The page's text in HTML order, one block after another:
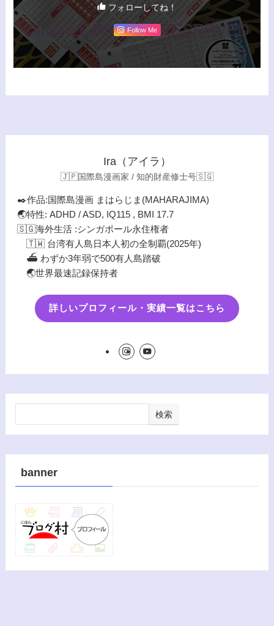
フォローしてね！
Follow Me
Ira（アイラ）
🇯🇵国際島漫画家 / 知的財産修士号🇸🇬
✒️作品:国際島漫画 まはらじま(MAHARAJIMA)
🌏特性: ADHD / ASD, IQ115 , BMI 17.7
🇸🇬海外生活 :シンガポール永住権者
🇹🇼 台湾有人島日本人初の全制覇(2025年)
⛴️ わずか3年弱で500有人島踏破
🌏世界最速記録保持者
詳しいプロフィール・実績一覧はこちら
検索
banner